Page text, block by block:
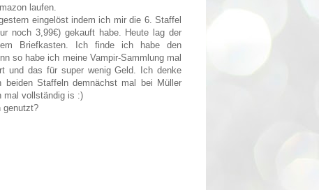
laufen.
eingelöst indem ich mir die 6. Staffel
noch 3,99€) gekauft habe. Heute lag der
Briefkasten. Ich finde ich habe den
so habe ich meine Vampir-Sammlung mal
und das für super wenig Geld. Ich denke
Staffeln demnächst mal bei Müller
mal vollständig is :)
genutzt?